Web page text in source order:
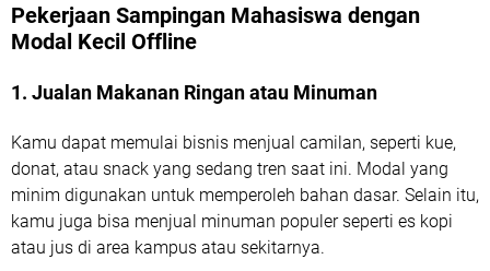
Pekerjaan Sampingan Mahasiswa dengan
Modal Kecil Offline
1. Jualan Makanan Ringan atau Minuman
Kamu dapat memulai bisnis menjual camilan, seperti kue,
donat, atau snack yang sedang tren saat ini. Modal yang
minim digunakan untuk memperoleh bahan dasar. Selain itu,
kamu juga bisa menjual minuman populer seperti es kopi
atau jus di area kampus atau sekitarnya.